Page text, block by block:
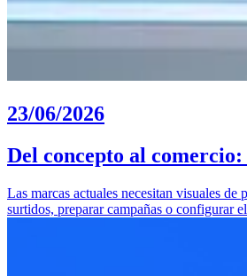
23/06/2026
Del concepto al
Las marcas actuales necesitan visuales
surtidos, preparar campañas o configurar